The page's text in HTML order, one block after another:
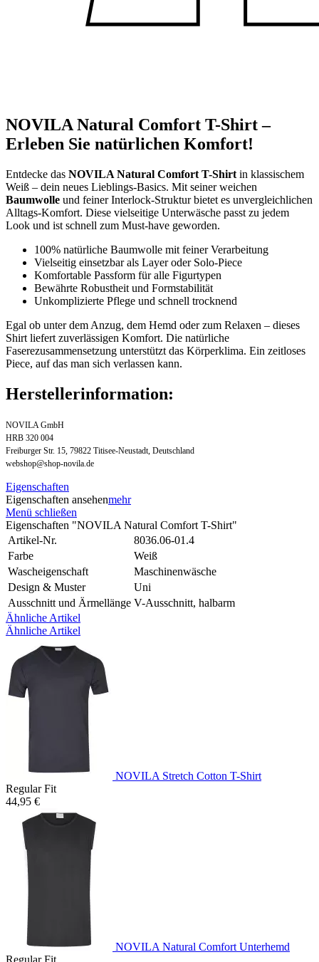
NOVILA Natural Comfort T-Shirt –
Erleben Sie natürlichen Komfort!
Entdecke das NOVILA Natural Comfort T-Shirt in klassischem
Weiß – dein neues Lieblings-Basics. Mit seiner weichen
Baumwolle und feiner Interlock-Struktur bietet es unvergleichlichen
Alltags-Komfort. Diese vielseitige Unterwäsche passt zu jedem
Look und ist schnell zum Must-have geworden.
100% natürliche Baumwolle mit feiner Verarbeitung
Vielseitig einsetzbar als Layer oder Solo-Piece
Komfortable Passform für alle Figurtypen
Bewährte Robustheit und Formstabilität
Unkomplizierte Pflege und schnell trocknend
Egal ob unter dem Anzug, dem Hemd oder zum Relaxen – dieses
Shirt liefert zuverlässigen Komfort. Die natürliche
Faserezusammensetzung unterstützt das Körperklima. Ein zeitloses
Piece, auf das man sich verlassen kann.
Herstellerinformation:
NOVILA GmbH
HRB 320 004
Freiburger Str. 15, 79822 Titisee-Neustadt, Deutschland
webshop@shop-novila.de
Eigenschaften
Eigenschaften ansehenmehr
Menü schließen
Eigenschaften "NOVILA Natural Comfort T-Shirt"
Artikel-Nr.
8036.06-01.4
Farbe
Weiß
Wascheigenschaft
Maschinenwäsche
Design & Muster
Uni
Ausschnitt und Ärmellänge V-Ausschnitt, halbarm
Ähnliche Artikel
Ähnliche Artikel
NOVILA Stretch Cotton T-Shirt
Regular Fit
44,95 €
NOVILA Natural Comfort Unterhemd
Regular Fit